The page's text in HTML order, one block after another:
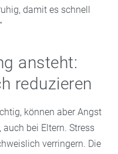
damit es schnell
ansteht:
reduzieren
können aber Angst
bei Eltern. Stress
verringern. Die